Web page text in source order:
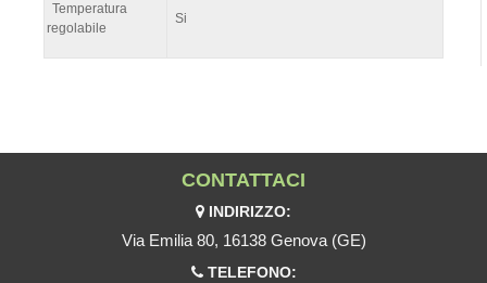
Temperatura
regolabile
Si
CONTATTACI
INDIRIZZO:
Via Emilia 80, 16138 Genova (GE)
TELEFONO: